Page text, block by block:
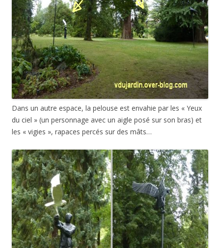
Dans un autre espace, la pelouse est envahie par les « Yeux
du ciel » (un personnage avec un aigle posé sur son bras) et
les « vigies », rapaces percés sur des mâts…